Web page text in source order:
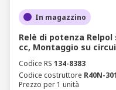
In magazzino
Relè di potenza Relpol
cc, Montaggio su
Codice RS 134-8383
Codice costruttore R40N-
Prezzo per 1 unità